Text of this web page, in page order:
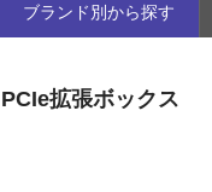
ブランド別から探す
PCIe拡張ボックス